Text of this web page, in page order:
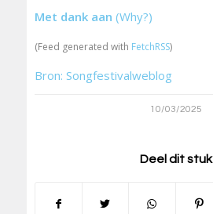
Met dank aan (Why?)
(Feed generated with FetchRSS)
Bron: Songfestivalweblog
10/03/2025
Deel dit stuk